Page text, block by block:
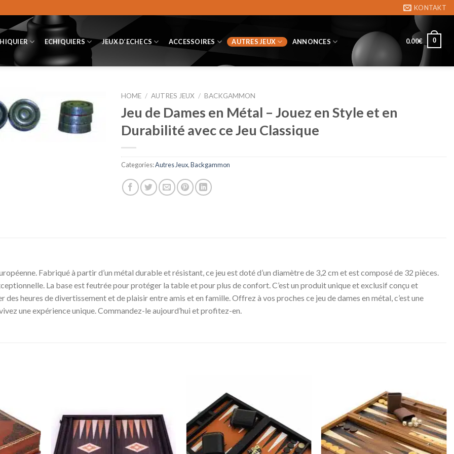
KONTAKT
ECHIQUIERS JEUX D’ECHECS ACCESSOIRES AUTRES JEUX ANNONCES 0.00€ 0
HOME / AUTRES JEUX / BACKGAMMON
Jeu de Dames en Métal – Jouez en Style et en
Durabilité avec ce Jeu Classique
Categories:Autres Jeux,Backgammon
Fabriqué à partir d’un métal durable et résistant, ce jeu est doté d’un diamètre de 3,2 cm et est composé de 32 pièces.
La base est feutrée pour protéger la table et pour plus de confort. C’est un produit unique et exclusif conçu et
heures de divertissement et de plaisir entre amis et en famille. Offrez à vos proches ce jeu de dames en métal, c’est une
une expérience unique. Commandez-le aujourd’hui et profitez-en.